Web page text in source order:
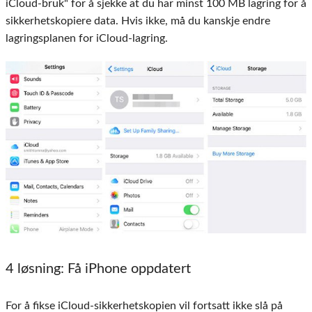
iCloud-bruk" for å sjekke at du har minst 100 MB lagring for å
sikkerhetskopiere data. Hvis ikke, må du kanskje endre
lagringsplanen for iCloud-lagring.
4 løsning: Få iPhone oppdatert
For å fikse iCloud-sikkerhetskopien vil fortsatt ikke slå på